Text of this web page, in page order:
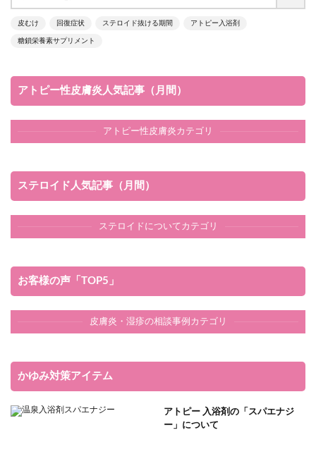
皮むけ 回復症状 ステロイド抜ける期間 アトピー入浴剤
糖鎖栄養素サプリメント
アトピー性皮膚炎人気記事（月間）
アトピー性皮膚炎カテゴリ
ステロイド人気記事（月間）
ステロイドについてカテゴリ
お客様の声「TOP5」
皮膚炎・湿疹の相談事例カテゴリ
かゆみ対策アイテム
アトピー 入浴剤の「スパエナジ
ー」について